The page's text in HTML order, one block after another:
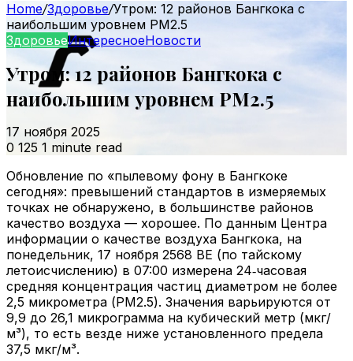
Home/Здоровье/Утром: 12 районов Бангкока с
наибольшим уровнем PM2.5
ЗдоровьеИнтересноеНовости
Утром: 12 районов Бангкока с
наибольшим уровнем PM2.5
17 ноября 2025
0 125 1 minute read
Обновление по «пылевому фону в Бангкоке
сегодня»: превышений стандартов в измеряемых
точках не обнаружено, в большинстве районов
качество воздуха — хорошее. По данным Центра
информации о качестве воздуха Бангкока, на
понедельник, 17 ноября 2568 BE (по тайскому
летоисчислению) в 07:00 измерена 24‑часовая
средняя концентрация частиц диаметром не более
2,5 микрометра (PM2.5). Значения варьируются от
9,9 до 26,1 микрограмма на кубический метр (мкг/
м³), то есть везде ниже установленного предела
37,5 мкг/м³.